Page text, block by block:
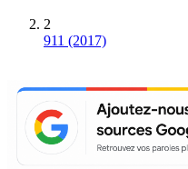
2
911 (2017)